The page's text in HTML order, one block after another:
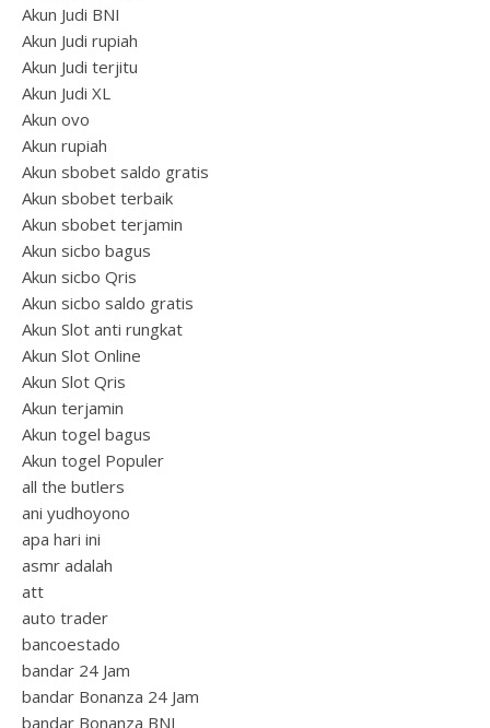
Akun Judi BNI
Akun Judi rupiah
Akun Judi terjitu
Akun Judi XL
Akun ovo
Akun rupiah
Akun sbobet saldo gratis
Akun sbobet terbaik
Akun sbobet terjamin
Akun sicbo bagus
Akun sicbo Qris
Akun sicbo saldo gratis
Akun Slot anti rungkat
Akun Slot Online
Akun Slot Qris
Akun terjamin
Akun togel bagus
Akun togel Populer
all the butlers
ani yudhoyono
apa hari ini
asmr adalah
att
auto trader
bancoestado
bandar 24 Jam
bandar Bonanza 24 Jam
bandar Bonanza BNI